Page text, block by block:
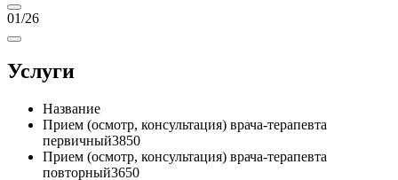
01/26
Услуги
Название
Прием (осмотр, консультация) врача-терапевта
первичный3850
Прием (осмотр, консультация) врача-терапевта
повторный3650